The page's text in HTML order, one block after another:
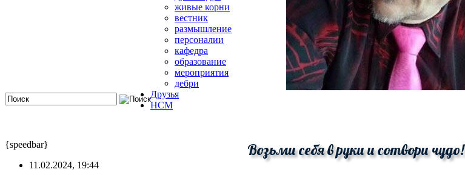
Возьми себя в руки и сотвори чудо!
живые корни
вестник
размышление
персоналии
кафедра
образование
мероприятия
дебри
Друзья
HCM
{speedbar}
11.02.2024, 19:44